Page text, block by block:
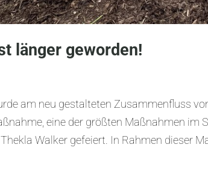
länger geworden!
am neu gestalteten Zusammenfluss
eine der größten Maßnahmen im
Walker gefeiert. In Rahmen dieser